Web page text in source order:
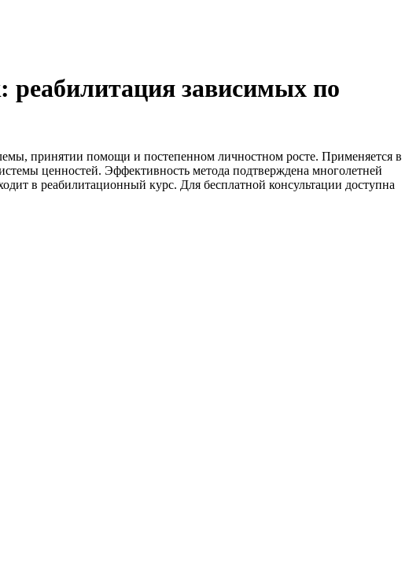
зависимых по
принятии помощи и постепенном личностном росте. Применяется в
ценностей. Эффективность метода подтверждена многолетней
в реабилитационный курс. Для бесплатной консультации доступна